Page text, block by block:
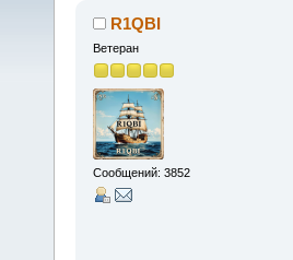
R1QBI
Ветеран
Сообщений: 3852